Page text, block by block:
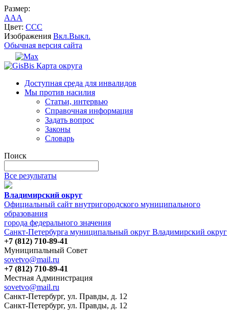
Размер:
AAA
Цвет: CCC
Изображения Вкл.Выкл.
Обычная версия сайта
Карта округа
Доступная среда для инвалидов
Мы против насилия
Статьи, интервью
Справочная информация
Задать вопрос
Законы
Словарь
Поиск
Все результаты
Владимирский округ
Официальный сайт внутригородского муниципального
образования
города федерального значения
Санкт-Петербурга муниципальный округ Владимирский округ
+7 (812) 710-89-41
Муниципальный Совет
sovetvo@mail.ru
+7 (812) 710-89-41
Местная Администрация
sovetvo@mail.ru
Санкт-Петербург, ул. Правды, д. 12
Санкт-Петербург, ул. Правды, д. 12